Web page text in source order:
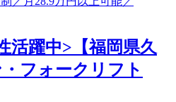
活躍中>【福岡県久
フォークリフト